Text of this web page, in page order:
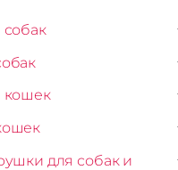
кошек
для собак и